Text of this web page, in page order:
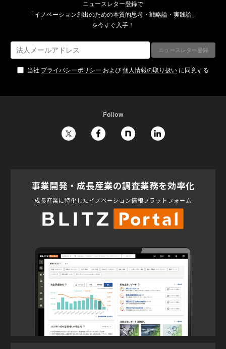
ニュースレター登録で
「イノベーション創出のための本質的思考・戦略論・実践論」
を今すぐ入手！
当社 プライバシーポリシー および 個人情報の取り扱い に同意する
Follow
事業開発・成長産業の調査業務を効率化
成長産業に特化したイノベーション情報プラットフォーム